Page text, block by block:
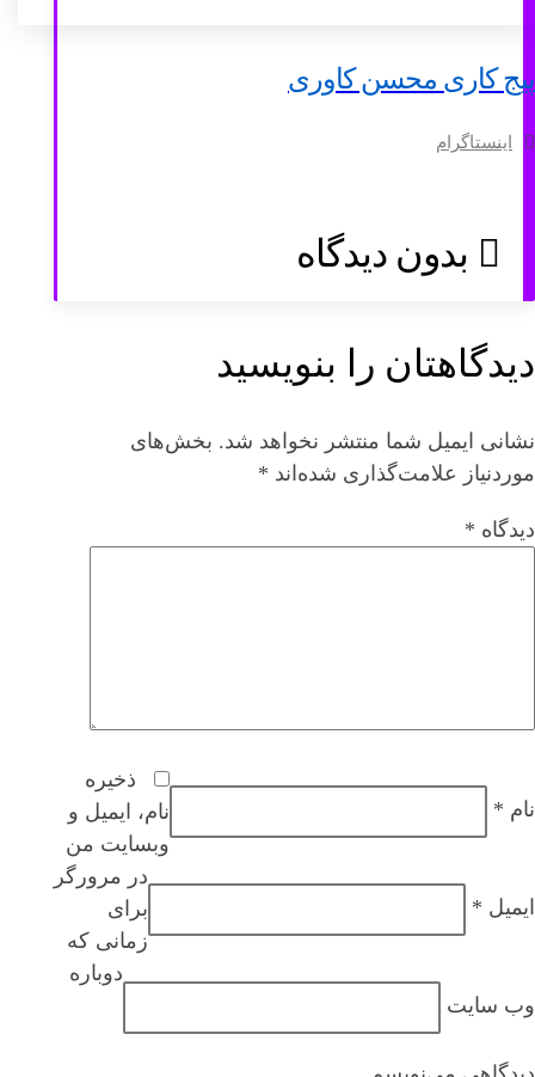
پیج کاری محسن کاوری
اینستاگرام
بدون دیدگاه
دیدگاهتان را بنویسید
نشانی ایمیل شما منتشر نخواهد شد. بخش‌های
موردنیاز علامت‌گذاری شده‌اند *
دیدگاه *
نام *
ایمیل *
وب‌ سایت
ذخیره
نام، ایمیل و
وبسایت من
در مرورگر
برای
زمانی که
دوباره